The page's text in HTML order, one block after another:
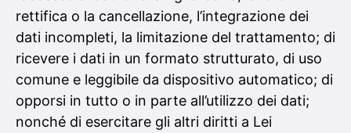
rettifica o la cancellazione, l’integrazione dei
dati incompleti, la limitazione del trattamento; di
ricevere i dati in un formato strutturato, di uso
comune e leggibile da dispositivo automatico; di
opporsi in tutto o in parte all’utilizzo dei dati;
nonché di esercitare gli altri diritti a Lei